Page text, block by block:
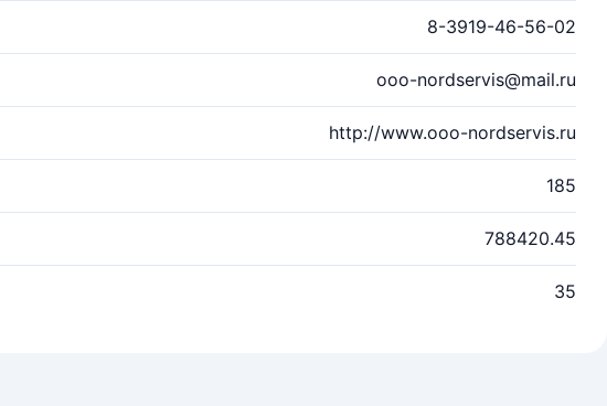
8-3919-46-56-02
ooo-nordservis@mail.ru
http://www.ooo-nordservis.ru
185
788420.45
35